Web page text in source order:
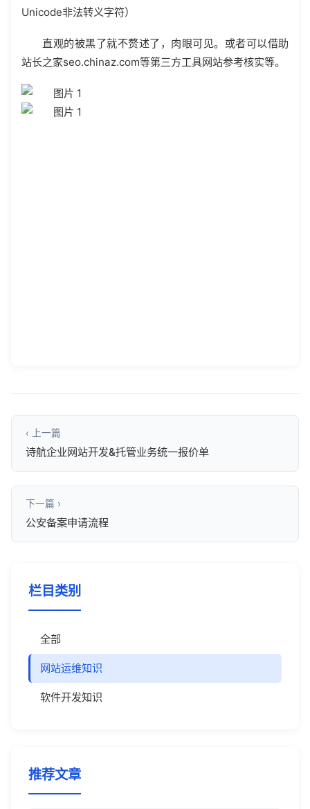
Unicode非法转义字符）
直观的被黑了就不赘述了，肉眼可见。或者可以借助
站长之家seo.chinaz.com等第三方工具网站参考核实等。
‹ 上一篇
诗航企业网站开发&托管业务统一报价单
下一篇 ›
公安备案申请流程
栏目类别
全部
网站运维知识
软件开发知识
推荐文章